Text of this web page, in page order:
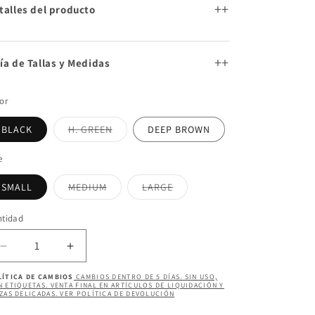
del producto +
de Tallas y Medidas +
BLACK H. GREENVariante
agotada
DEEP BROWN
SMALL MEDIUMVariante
agotada
LARGEVariante
agotada
Reducir
cantidad
para
VELMA
Aumentar
cantidad
para
VELMA
DE CAMBIOS CAMBIOS DENTRO DE 5 DÍAS. SIN USO,
ETIQUETAS. VENTA FINAL EN ARTÍCULOS DE LIQUIDACIÓN Y
DELICADAS. VER POLÍTICA DE DEVOLUCIÓN